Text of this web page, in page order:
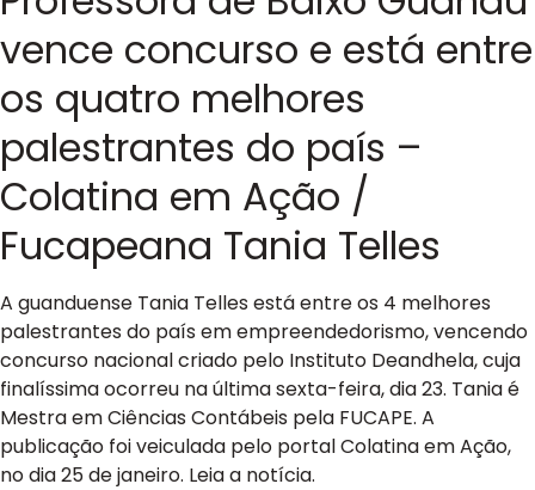
vence concurso e está entre
os quatro melhores
palestrantes do país –
Colatina em Ação /
Fucapeana Tania Telles
A guanduense Tania Telles está entre os 4 melhores
palestrantes do país em empreendedorismo, vencendo
concurso nacional criado pelo Instituto Deandhela, cuja
finalíssima ocorreu na última sexta-feira, dia 23. Tania é
Mestra em Ciências Contábeis pela FUCAPE. A
publicação foi veiculada pelo portal Colatina em Ação,
no dia 25 de janeiro. Leia a notícia.